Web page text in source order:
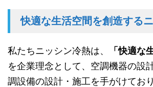
快適な生活空間を創造する
私たちニッシン冷熱は、
「快適な
を企業理念として、空調機器の設
調設備の設計・施工を手がけており